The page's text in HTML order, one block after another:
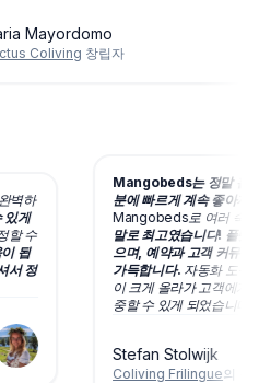
Mayordomo
Coliving창립자
벽하
있게
할 수
이 됩
서 정
Mangobeds는 정말 훌
분에 빠르게 계속 좋아
Mangobeds로 여러 숙
말로 최고였습니다! 플
으며, 예약과 고객 커뮤
가득합니다.자동화 도
이 크게 올라가 고객에
중할 수 있게 되었습니
Stefan Stolwijk
Coliving Frilingue의